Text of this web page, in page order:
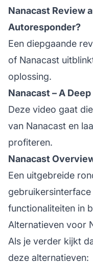
Nanacast Review
Autoresponder?
Een diepgaande
of Nanacast
oplossing.
Nanacast – A
Deze video gaat
van Nanacast en
profiteren.
Nanacast
Een uitgebreide
functionaliteiten in
Alternatieven voor
Als je verder kijkt
deze alternatieven: